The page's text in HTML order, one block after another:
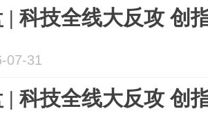
| 科技全线大反攻 创
07-31
| 科技全线大反攻 创